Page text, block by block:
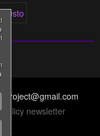
newsletter